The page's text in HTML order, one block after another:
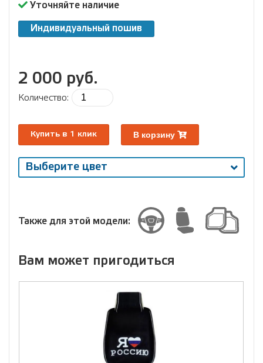
Уточняйте наличие
Индивидуальный пошив
2 000 руб.
Количество:
Купить в 1 клик В корзину
Выберите цвет
Выберите
Также для этой модели:
Вам может пригодиться